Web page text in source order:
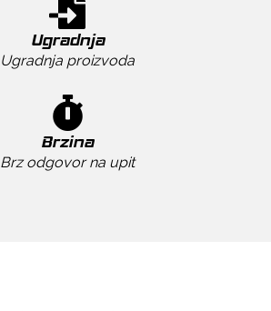
Ugradnja
Ugradnja proizvoda
Brzina
Brz odgovor na upit